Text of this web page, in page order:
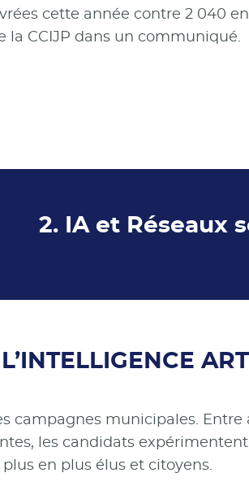
cette année contre 2 040
la CCIJP dans un communiqué.
2. IA et Réseaux
campagnes municipales.
les candidats
en plus élus et citoyens.